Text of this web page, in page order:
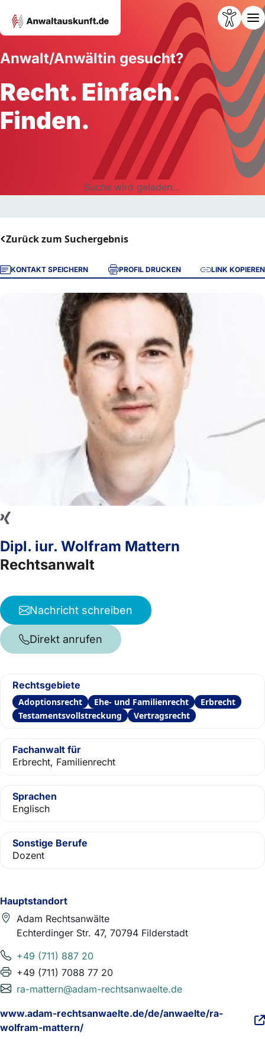
Anwalt/Anwältin gesucht?
Recht. Einfach.
Finden.
Suche wird geladen...
Zurück zum Suchergebnis
KONTAKT SPEICHERN PROFIL DRUCKEN LINK KOPIEREN
Hauptstandort
Adam Rechtsanwälte
Echterdinger Str. 47, 70794 Filderstadt
+49 (711) 887 20
+49 (711) 7088 77 20
ra-mattern@adam-rechtsanwaelte.de
www.adam-rechtsanwaelte.de/de/anwaelte/ra-
wolfram-mattern/
Dipl. iur. Wolfram Mattern
Rechtsanwalt
Nachricht schreiben
Direkt anrufen
Rechtsgebiete
Adoptionsrecht Ehe- und Familienrecht
Erbrecht
Testamentsvollstreckung
Vertragsrecht
Fachanwalt für
Erbrecht, Familienrecht
Sprachen
Englisch
Sonstige Berufe
Dozent